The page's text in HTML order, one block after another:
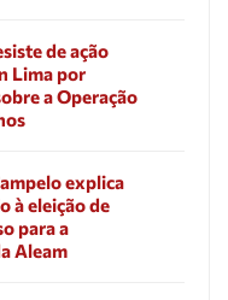
de ação
Lima por
a Operação
explica
à eleição de
para a
Aleam